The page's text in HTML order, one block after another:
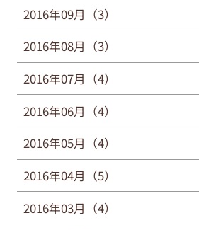
2016年09月（3）
2016年08月（3）
2016年07月（4）
2016年06月（4）
2016年05月（4）
2016年04月（5）
2016年03月（4）